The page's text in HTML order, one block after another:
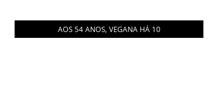
AOS 54 ANOS, VEGANA HÁ 10